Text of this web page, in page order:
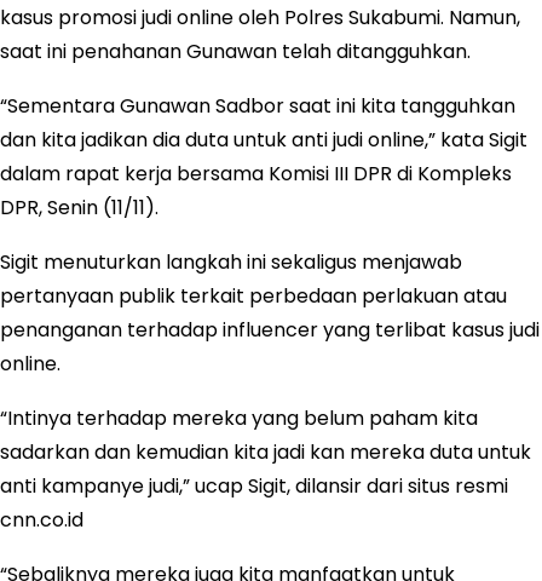
kasus promosi judi online oleh Polres Sukabumi. Namun,
saat ini penahanan Gunawan telah ditangguhkan.
“Sementara Gunawan Sadbor saat ini kita tangguhkan
dan kita jadikan dia duta untuk anti judi online,” kata Sigit
dalam rapat kerja bersama Komisi III DPR di Kompleks
DPR, Senin (11/11).
Sigit menuturkan langkah ini sekaligus menjawab
pertanyaan publik terkait perbedaan perlakuan atau
penanganan terhadap influencer yang terlibat kasus judi
online.
“Intinya terhadap mereka yang belum paham kita
sadarkan dan kemudian kita jadi kan mereka duta untuk
anti kampanye judi,” ucap Sigit, dilansir dari situs resmi
cnn.co.id
“Sebaliknya mereka juga kita manfaatkan untuk